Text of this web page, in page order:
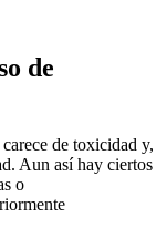
de
de toxicidad y,
Aun así hay ciertos
o